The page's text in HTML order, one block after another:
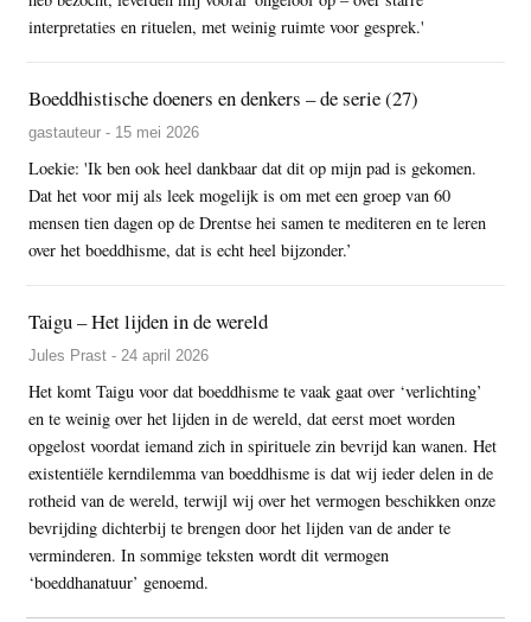
interpretaties en rituelen, met weinig ruimte voor gesprek.'
Boeddhistische doeners en denkers – de serie (27)
gastauteur - 15 mei 2026
Loekie: 'Ik ben ook heel dankbaar dat dit op mijn pad is gekomen.
Dat het voor mij als leek mogelijk is om met een groep van 60
mensen tien dagen op de Drentse hei samen te mediteren en te leren
over het boeddhisme, dat is echt heel bijzonder.’
Taigu – Het lijden in de wereld
Jules Prast - 24 april 2026
Het komt Taigu voor dat boeddhisme te vaak gaat over ‘verlichting’
en te weinig over het lijden in de wereld, dat eerst moet worden
opgelost voordat iemand zich in spirituele zin bevrijd kan wanen. Het
existentiële kerndilemma van boeddhisme is dat wij ieder delen in de
rotheid van de wereld, terwijl wij over het vermogen beschikken onze
bevrijding dichterbij te brengen door het lijden van de ander te
verminderen. In sommige teksten wordt dit vermogen
‘boeddhanatuur’ genoemd.